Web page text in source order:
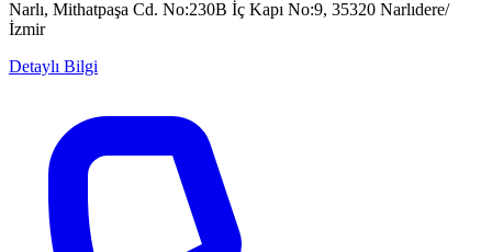
Narlı, Mithatpaşa Cd. No:230B İç Kapı No:9, 35320 Narlıdere/
İzmir
Detaylı Bilgi